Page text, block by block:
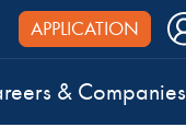
APPLICATION
& Companies